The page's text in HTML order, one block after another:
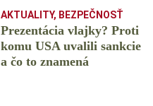
AKTUALITY, BEZPEČNOSŤ
Prezentácia vlajky? Proti
komu USA uvalili sankcie
a čo to znamená